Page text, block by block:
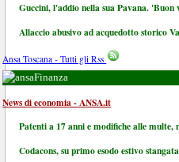
Guccini, l'addio nella sua Pavana. 'Buon
Allaccio abusivo ad acquedotto storico
Ansa Toscana - Tutti gli Rss
Finanza
News di economia - ANSA.it
Patenti a 17 anni e modifiche alle
Codacons, su primo esodo estivo